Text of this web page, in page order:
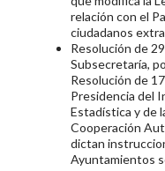
relación con el
ciudadanos
Resolución de
Subsecretaría,
Resolución de
Presidencia del
Estadística y de
Cooperación
dictan
Ayuntamientos